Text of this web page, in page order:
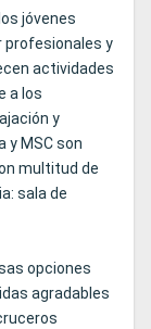
jóvenes
profesionales y
actividades
a los
y
y MSC son
multitud de
sala de
opciones
agradables